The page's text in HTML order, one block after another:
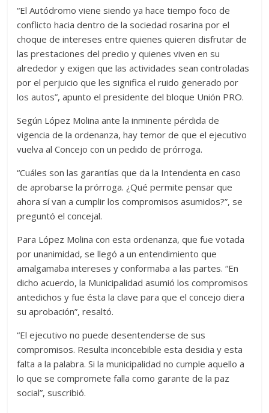
“El Autódromo viene siendo ya hace tiempo foco de
conflicto hacia dentro de la sociedad rosarina por el
choque de intereses entre quienes quieren disfrutar de
las prestaciones del predio y quienes viven en su
alrededor y exigen que las actividades sean controladas
por el perjuicio que les significa el ruido generado por
los autos”, apunto el presidente del bloque Unión PRO.
Según López Molina ante la inminente pérdida de
vigencia de la ordenanza, hay temor de que el ejecutivo
vuelva al Concejo con un pedido de prórroga.
“Cuáles son las garantías que da la Intendenta en caso
de aprobarse la prórroga. ¿Qué permite pensar que
ahora sí van a cumplir los compromisos asumidos?”, se
preguntó el concejal.
Para López Molina con esta ordenanza, que fue votada
por unanimidad, se llegó a un entendimiento que
amalgamaba intereses y conformaba a las partes. “En
dicho acuerdo, la Municipalidad asumió los compromisos
antedichos y fue ésta la clave para que el concejo diera
su aprobación”, resaltó.
“El ejecutivo no puede desentenderse de sus
compromisos. Resulta inconcebible esta desidia y esta
falta a la palabra. Si la municipalidad no cumple aquello a
lo que se compromete falla como garante de la paz
social”, suscribió.